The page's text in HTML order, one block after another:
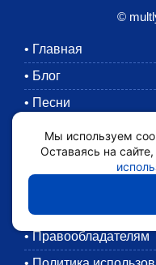
©
• Главная
• Блог
• Песни
Раскраски
Картинки
•
•
• Правообладателям
Мы используем
Оставаясь на